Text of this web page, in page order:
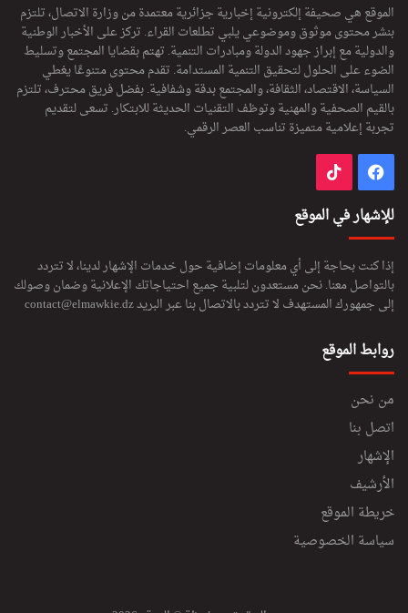
الموقع هي صحيفة إلكترونية إخبارية جزائرية معتمدة من وزارة الاتصال، تلتزم
بنشر محتوى موثوق وموضوعي يلبي تطلعات القراء. تركز على الأخبار الوطنية
والدولية مع إبراز جهود الدولة ومبادرات التنمية. تهتم بقضايا المجتمع وتسليط
الضوء على الحلول لتحقيق التنمية المستدامة. تقدم محتوى متنوعًا يغطي
السياسة، الاقتصاد، الثقافة، والمجتمع بدقة وشفافية. بفضل فريق محترف، تلتزم
بالقيم الصحفية والمهنية وتوظف التقنيات الحديثة للابتكار. تسعى لتقديم
تجربة إعلامية متميزة تناسب العصر الرقمي.
فيسبوك
للإشهار في الموقع
إذا كنت بحاجة إلى أي معلومات إضافية حول خدمات الإشهار لدينا، لا تتردد
بالتواصل معنا. نحن مستعدون لتلبية جميع احتياجاتك الإعلانية وضمان وصولك
إلى جمهورك المستهدف لا تتردد بالاتصال بنا عبر البريدcontact@elmawkie.dz
روابط الموقع
من نحن
اتصل بنا
الإشهار
الأرشيف
خريطة الموقع
سياسة الخصوصية